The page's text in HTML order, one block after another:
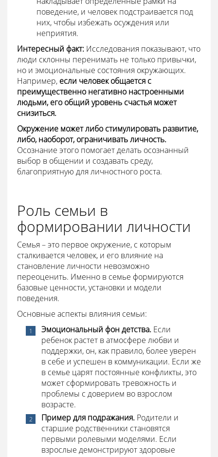
поведение, и человек подстраивается под
них, чтобы избежать осуждения или
неприятия.
Интересный факт: Исследования показывают, что
люди склонны перенимать не только привычки,
но и эмоциональные состояния окружающих.
Например, если человек общается с
преимущественно негативно настроенными
людьми, его общий уровень счастья может
снизиться.
Окружение может либо стимулировать развитие,
либо, наоборот, ограничивать личность.
Осознание этого помогает делать осознанный
выбор в общении и создавать среду,
благоприятную для личностного роста.
Роль семьи в
формировании личности
Семья – это первое окружение, с которым
сталкивается человек, и его влияние на
становление личности невозможно
переоценить. Именно в семье формируются
базовые ценности, установки и модели
поведения.
Основные аспекты влияния семьи:
Эмоциональный фон детства. Если
ребенок растет в атмосфере любви и
поддержки, он, как правило, более уверен
в себе и успешен в коммуникации. Если же
в семье царят постоянные конфликты, это
может сформировать тревожность и
проблемы с доверием во взрослом
возрасте.
Пример для подражания. Родители и
старшие родственники становятся
первыми ролевыми моделями. Если
взрослые демонстрируют здоровые